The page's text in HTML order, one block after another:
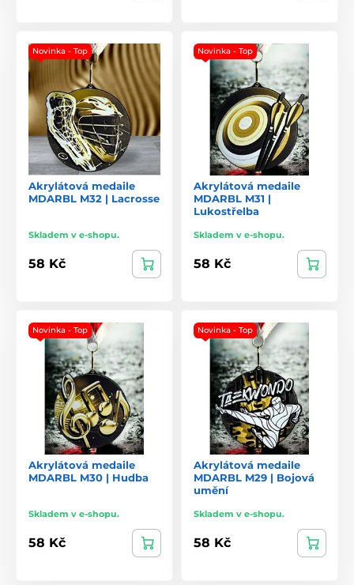
Novinka - Top
Akrylátová medaile
MDARBL M32 | Lacrosse
Skladem v e-shopu.
58 Kč
Novinka - Top
Akrylátová medaile
MDARBL M31 |
Lukostřelba
Skladem v e-shopu.
58 Kč
Novinka - Top
Akrylátová medaile
MDARBL M30 | Hudba
Skladem v e-shopu.
58 Kč
Novinka - Top
Akrylátová medaile
MDARBL M29 | Bojová
umění
Skladem v e-shopu.
58 Kč